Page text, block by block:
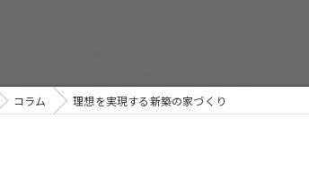
工務店
コラム 理想を実現する新築の家づくり